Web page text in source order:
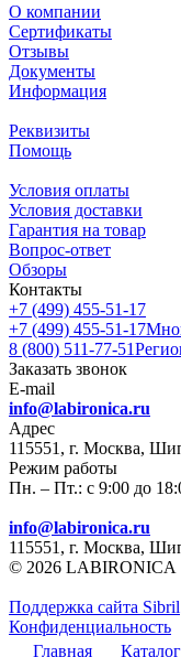
О компании
Сертификаты
Отзывы
Документы
Информация
Реквизиты
Помощь
Условия оплаты
Условия доставки
Гарантия на товар
Вопрос-ответ
Обзоры
Контакты
+7 (499) 455-51-17
+7 (499) 455-51-17
8 (800) 511-77-51
Заказать звонок
E-mail
info@labironica.ru
Адрес
115551, г. Москва,
Режим работы
Пн. – Пт.: с 9:00 до
info@labironica.ru
115551, г. Москва,
© 2026 LABIRONICA
Поддержка сайта Sibril
Конфиденциальность
Главная
Каталог